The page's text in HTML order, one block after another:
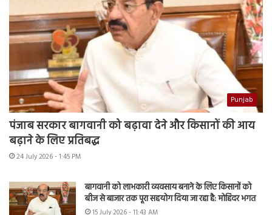
Punjab
पंजाब सरकार बागवानी को बढ़ावा देने और किसानों की आय
बढ़ाने के लिए प्रतिबद्ध
24 July 2026 - 1:45 PM
बागवानी को लाभकारी व्यवसाय बनाने के लिए किसानों को
बीज से बाजार तक पूरा सहयोग दिया जा रहा है: मोहिंदर भगत
15 July 2026 - 11:43 AM